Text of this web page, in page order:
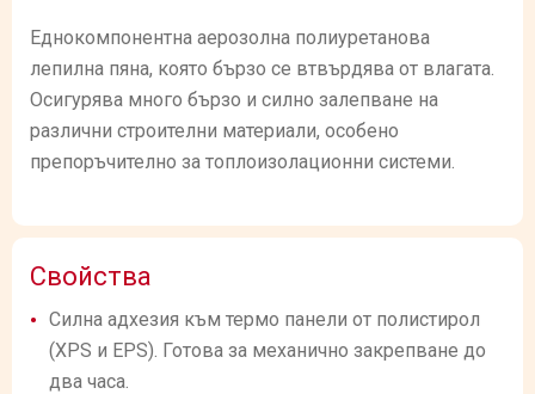
Еднокомпонентна аерозолна полиуретанова
лепилна пяна, която бързо се втвърдява от влагата.
Осигурява много бързо и силно залепване на
различни строителни материали, особено
препоръчително за топлоизолационни системи.
Свойства
Силна адхезия към термо панели от полистирол
(XPS и EPS). Готова за механично закрепване до
два часа.